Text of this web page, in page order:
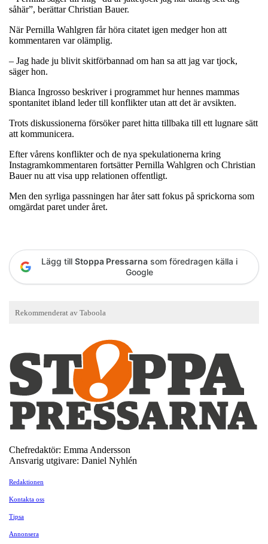
såhär”, berättar Christian Bauer.
När Pernilla Wahlgren får höra citatet igen medger hon att
kommentaren var olämplig.
– Jag hade ju blivit skitförbannad om han sa att jag var tjock,
säger hon.
Bianca Ingrosso beskriver i programmet hur hennes mammas
spontanitet ibland leder till konflikter utan att det är avsikten.
Trots diskussionerna försöker paret hitta tillbaka till ett lugnare sätt
att kommunicera.
Efter vårens konflikter och de nya spekulationerna kring
Instagramkommentaren fortsätter Pernilla Wahlgren och Christian
Bauer nu att visa upp relationen offentligt.
Men den syrliga passningen har åter satt fokus på sprickorna som
omgärdat paret under året.
Lägg till Stoppa Pressarna som föredragen källa i
Google
Chefredaktör: Emma Andersson
Ansvarig utgivare: Daniel Nyhlén
Redaktionen
Kontakta oss
Tipsa
Annonsera